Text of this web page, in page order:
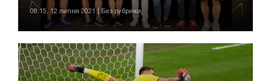
08:15, 12 липня 2021 | Без рубрики